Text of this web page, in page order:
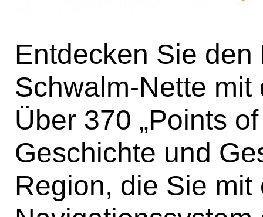
Entdecken Sie
Schwalm-Nette mit
Über 370 „Points
Geschichte und
Region, die Sie